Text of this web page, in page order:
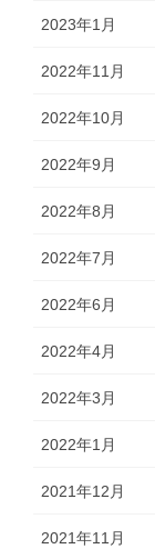
2023年1月
2022年11月
2022年10月
2022年9月
2022年8月
2022年7月
2022年6月
2022年4月
2022年3月
2022年1月
2021年12月
2021年11月